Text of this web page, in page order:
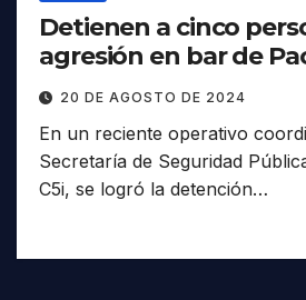
Detienen a cinco
agresión en bar de
20 DE AGOSTO DE 2024
En un reciente operativo
Secretaría de Seguridad
C5i, se logró la detención…